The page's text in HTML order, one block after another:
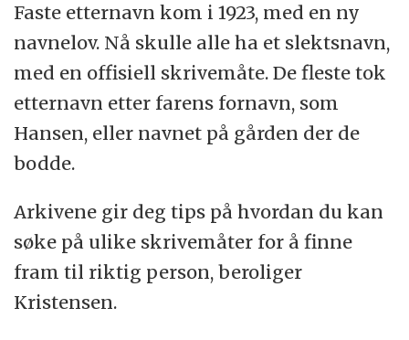
Faste etternavn kom i 1923, med en ny
navnelov. Nå skulle alle ha et slektsnavn,
med en offisiell skrivemåte. De fleste tok
etternavn etter farens fornavn, som
Hansen, eller navnet på gården der de
bodde.
Arkivene gir deg tips på hvordan du kan
søke på ulike skrivemåter for å finne
fram til riktig person, beroliger
Kristensen.